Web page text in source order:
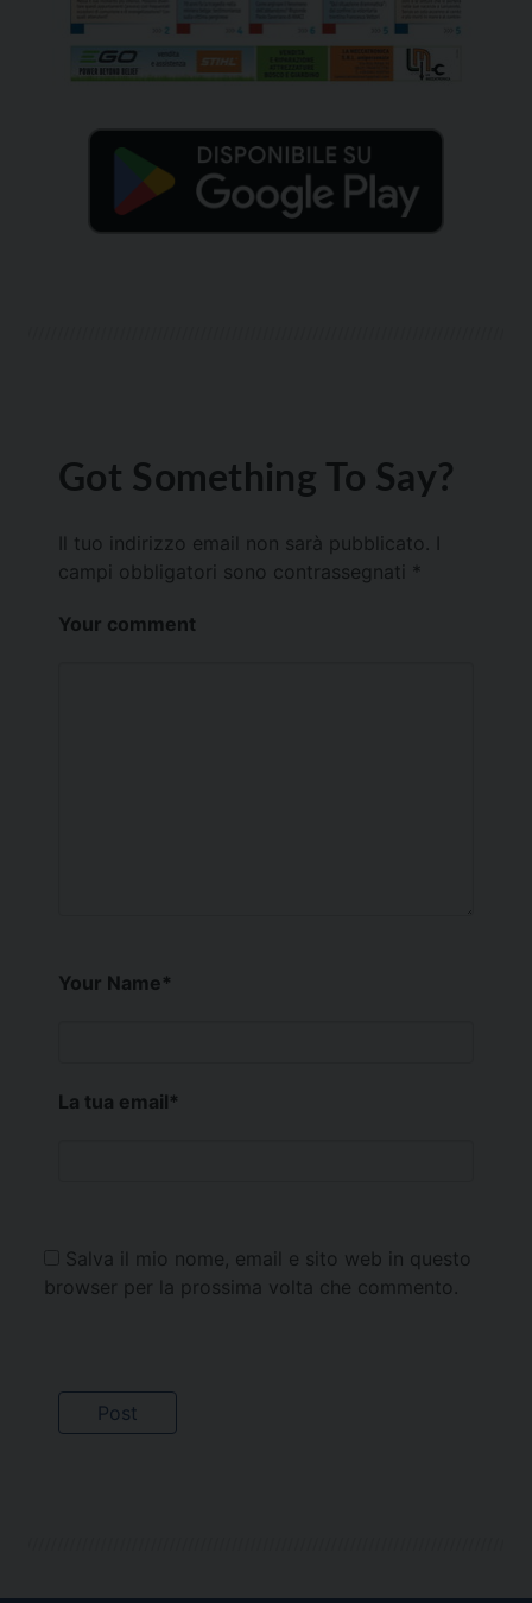
Got Something To Say?
Il tuo indirizzo email non sarà pubblicato.
campi obbligatori sono contrassegnati *
Your comment
Your Name*
La tua email*
Salva il mio nome, email e sito web in questo
browser per la prossima volta che commento.